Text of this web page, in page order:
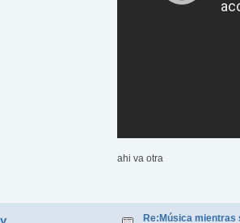
ahi va otra
Re:Música mientras